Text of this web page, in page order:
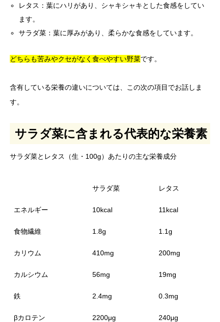
レタス：葉にハリがあり、シャキシャキとした食感をしてい
ます。
サラダ菜：葉に厚みがあり、柔らかな食感をしています。
どちらも苦みやクセがなく食べやすい野菜です。
含有している栄養の違いについては、この次の項目でお話しま
す。
サラダ菜に含まれる代表的な栄養素
サラダ菜とレタス（生・100g）あたりの主な栄養成分
サラダ菜 レタス
エネルギー 10kcal 11kcal
食物繊維 1.8g 1.1g
カリウム 410mg 200mg
カルシウム 56mg 19mg
鉄 2.4mg 0.3mg
βカロテン 2200μg 240μg